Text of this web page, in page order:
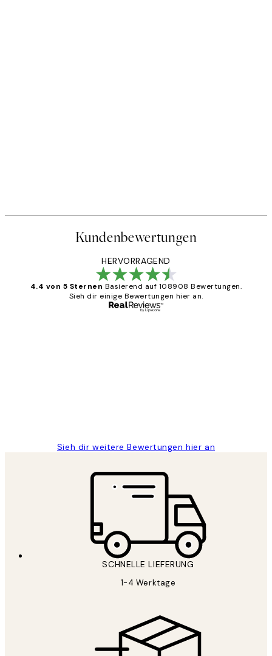
Kundenbewertungen
HERVORRAGEND
4.4 von 5 Sternen Basierend auf 108908 Bewertungen.
Sieh dir einige Bewertungen hier an.
Sieh dir weitere Bewertungen hier an
SCHNELLE LIEFERUNG
1-4 Werktage